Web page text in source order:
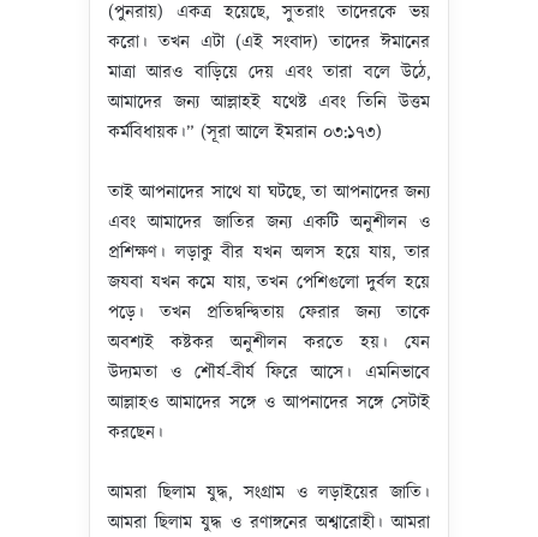
(পুনরায়) একত্র হয়েছে, সুতরাং তাদেরকে ভয়
করো। তখন এটা (এই সংবাদ) তাদের ঈমানের
মাত্রা আরও বাড়িয়ে দেয় এবং তারা বলে উঠে,
আমাদের জন্য আল্লাহই যথেষ্ট এবং তিনি উত্তম
কর্মবিধায়ক।” (সূরা আলে ইমরান ০৩:১৭৩)
তাই আপনাদের সাথে যা ঘটছে, তা আপনাদের জন্য
এবং আমাদের জাতির জন্য একটি অনুশীলন ও
প্রশিক্ষণ। লড়াকু বীর যখন অলস হয়ে যায়, তার
জযবা যখন কমে যায়, তখন পেশিগুলো দুর্বল হয়ে
পড়ে। তখন প্রতিদ্বন্দ্বিতায় ফেরার জন্য তাকে
অবশ্যই কষ্টকর অনুশীলন করতে হয়। যেন
উদ্যমতা ও শৌর্য-বীর্য ফিরে আসে। এমনিভাবে
আল্লাহও আমাদের সঙ্গে ও আপনাদের সঙ্গে সেটাই
করছেন।
আমরা ছিলাম যুদ্ধ, সংগ্রাম ও লড়াইয়ের জাতি।
আমরা ছিলাম ‍যুদ্ধ ও রণাঙ্গনের অশ্বারোহী। আমরা